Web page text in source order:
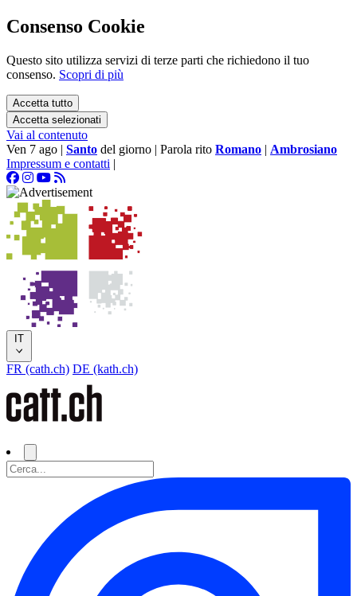
Consenso Cookie
Questo sito utilizza servizi di terze parti che richiedono il tuo
consenso. Scopri di più
Accetta tutto
Accetta selezionati
Vai al contenuto
Ven 7 ago | Santo del giorno | Parola rito Romano | Ambrosiano
Impressum e contatti |
IT
FR (cath.ch) DE (kath.ch)